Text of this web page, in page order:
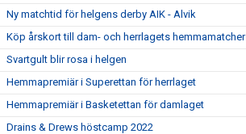
Ny matchtid för helgens derby AIK - Alvik
Köp årskort till dam- och herrlagets hemmamatcher
Svartgult blir rosa i helgen
Hemmapremiär i Superettan för herrlaget
Hemmapremiär i Basketettan för damlaget
Drains & Drews höstcamp 2022